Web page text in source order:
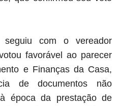
com o vereador
favorável ao parecer
e Finanças da Casa,
de documentos não
época da prestação de